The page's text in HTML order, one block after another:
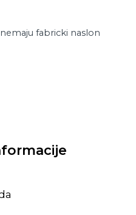
fabricki naslon